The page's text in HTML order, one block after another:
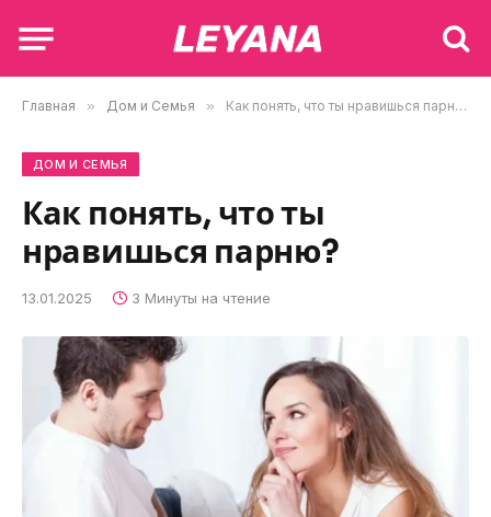
Главная » Дом и Семья » Как понять, что ты нравишься парню?
ДОМ И СЕМЬЯ
Как понять, что ты
нравишься парню?
13.01.2025 3 Минуты на чтение